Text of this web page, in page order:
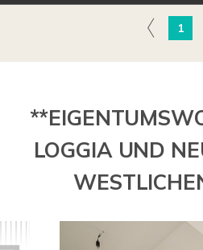
1
LOGGIA UND